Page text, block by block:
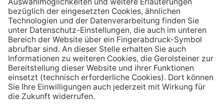
einer Mahlzeit trinken, unterstützt du außerdem die
Produktion von Verdauungssäften. Zusätzlich fördert
das Trinken während des Essens das Sättigungsgefühl.
Tipp #4: Peppe dein Wasser auf
Wenn dir der Geschmack von purem Mineralwasser
nicht reichen sollte, dann kannst du deine Getränke mit
einfachen Mitteln verfeinern. Mische dir einfach